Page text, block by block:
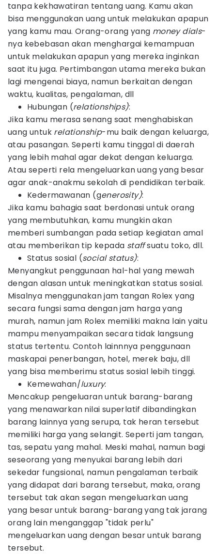
tanpa kekhawatiran tentang uang. Kamu akan
bisa menggunakan uang untuk melakukan apapun
yang kamu mau. Orang-orang yang money dials-
nya kebebasan akan menghargai kemampuan
untuk melakukan apapun yang mereka inginkan
saat itu juga. Pertimbangan utama mereka bukan
lagi mengenai biaya, namun berkaitan dengan
waktu, kualitas, pengalaman, dll
Hubungan (relationships):
Jika kamu merasa senang saat menghabiskan
uang untuk relationship-mu baik dengan keluarga,
atau pasangan. Seperti kamu tinggal di daerah
yang lebih mahal agar dekat dengan keluarga.
Atau seperti rela mengeluarkan uang yang besar
agar anak-anakmu sekolah di pendidikan terbaik.
Kedermawanan (generosity):
Jika kamu bahagia saat berdonasi untuk orang
yang membutuhkan, kamu mungkin akan
memberi sumbangan pada setiap kegiatan amal
atau memberikan tip kepada staffsuatu toko, dll.
Status sosial (social status):
Menyangkut penggunaan hal-hal yang mewah
dengan alasan untuk meningkatkan status sosial.
Misalnya menggunakan jam tangan Rolex yang
secara fungsi sama dengan jam harga yang
murah, namun jam Rolex memiliki makna lain yaitu
mampu menyampaikan secara tidak langsung
status tertentu. Contoh lainnnya penggunaan
maskapai penerbangan, hotel, merek baju, dll
yang bisa memberimu status sosial lebih tinggi.
Kemewahan/luxury:
Mencakup pengeluaran untuk barang-barang
yang menawarkan nilai superlatif dibandingkan
barang lainnya yang serupa, tak heran tersebut
memiliki harga yang selangit. Seperti jam tangan,
tas, sepatu yang mahal. Meski mahal, namun bagi
seseorang yang menyukai barang lebih dari
sekedar fungsional, namun pengalaman terbaik
yang didapat dari barang tersebut, maka, orang
tersebut tak akan segan mengeluarkan uang
yang besar untuk barang-barang yang tak jarang
orang lain menganggap "tidak perlu"
mengeluarkan uang dengan besar untuk barang
tersebut.